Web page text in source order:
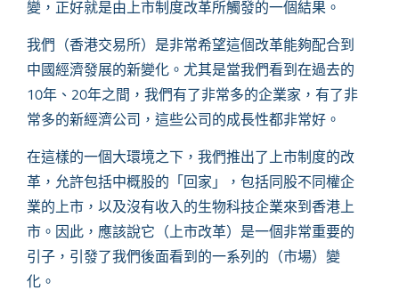
變，正好就是由上市制度改革所觸發的一個結果。
我們（香港交易所）是非常希望這個改革能夠配合到
中國經濟發展的新變化。尤其是當我們看到在過去的
10年、20年之間，我們有了非常多的企業家，有了非
常多的新經濟公司，這些公司的成長性都非常好。
在這樣的一個大環境之下，我們推出了上市制度的改
革，允許包括中概股的「回家」，包括同股不同權企
業的上市，以及沒有收入的生物科技企業來到香港上
市。因此，應該說它（上市改革）是一個非常重要的
引子，引發了我們後面看到的一系列的（市場）變
化。